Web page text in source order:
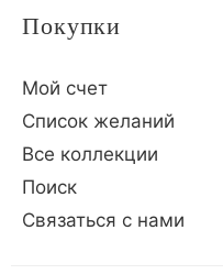
Покупки
Мой счет
Список желаний
Все коллекции
Поиск
Связаться с нами